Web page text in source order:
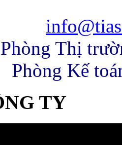
Phòng Thị
Phòng Kế
TY